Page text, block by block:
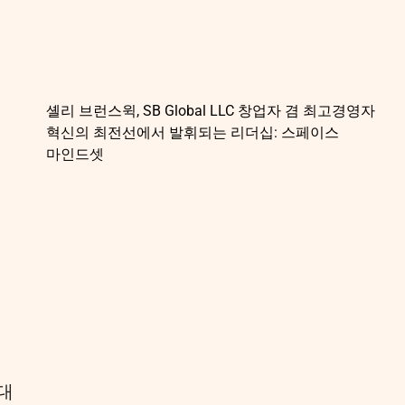
셸리 브런스윅, SB Global LLC 창업자 겸 최고경영자
혁신의 최전선에서 발휘되는 리더십: 스페이스
마인드셋